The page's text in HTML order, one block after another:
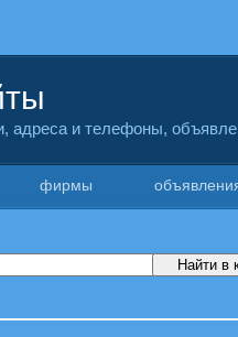
адреса и телефоны,
фирмы